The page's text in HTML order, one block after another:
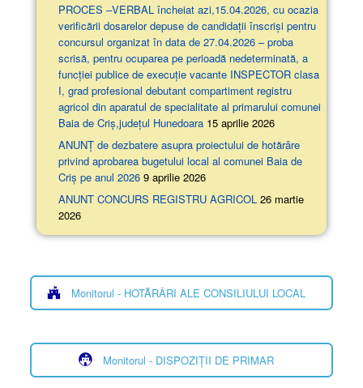
PROCES –VERBAL încheiat azi,15.04.2026, cu ocazia
verificării dosarelor depuse de candidații înscriși pentru
concursul organizat în data de 27.04.2026 – proba
scrisă, pentru ocuparea pe perioadă nedeterminată, a
funcției publice de execuție vacante INSPECTOR clasa
I, grad profesional debutant compartiment registru
agricol din aparatul de specialitate al primarului comunei
Baia de Criș,județul Hunedoara 15 aprilie 2026
ANUNȚ de dezbatere asupra proiectului de hotărâre
privind aprobarea bugetului local al comunei Baia de
Criș pe anul 2026 9 aprilie 2026
ANUNT CONCURS REGISTRU AGRICOL 26 martie
2026
Monitorul - HOTĂRÂRI ALE CONSILIULUI LOCAL
Monitorul - DISPOZIȚII DE PRIMAR